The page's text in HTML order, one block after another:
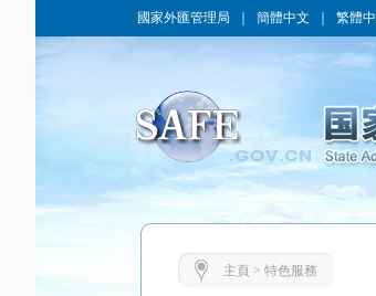
國家外匯管理局 簡體中文 繁體
主頁 > 特色服務